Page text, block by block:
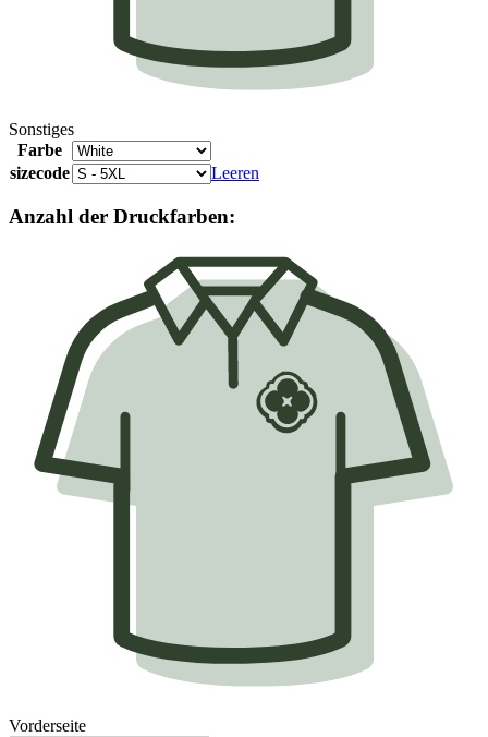
Sonstiges
Farbe
sizecode
Leeren
Anzahl der Druckfarben:
Vorderseite